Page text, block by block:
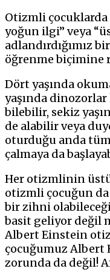
Otizmli çocuklarda
yoğun ilgi” veya
adlandırdığımız
öğrenme biçimine
Dört yaşında
yaşında dinozorlar
bilebilir, sekiz
de alabilir veya
oturduğu anda
çalmaya da
Her otizmlinin
otizmli çocuğun
bir zihni
basit geliyor değil
Albert Einstein
çocuğumuz Albert
zorunda da değil!